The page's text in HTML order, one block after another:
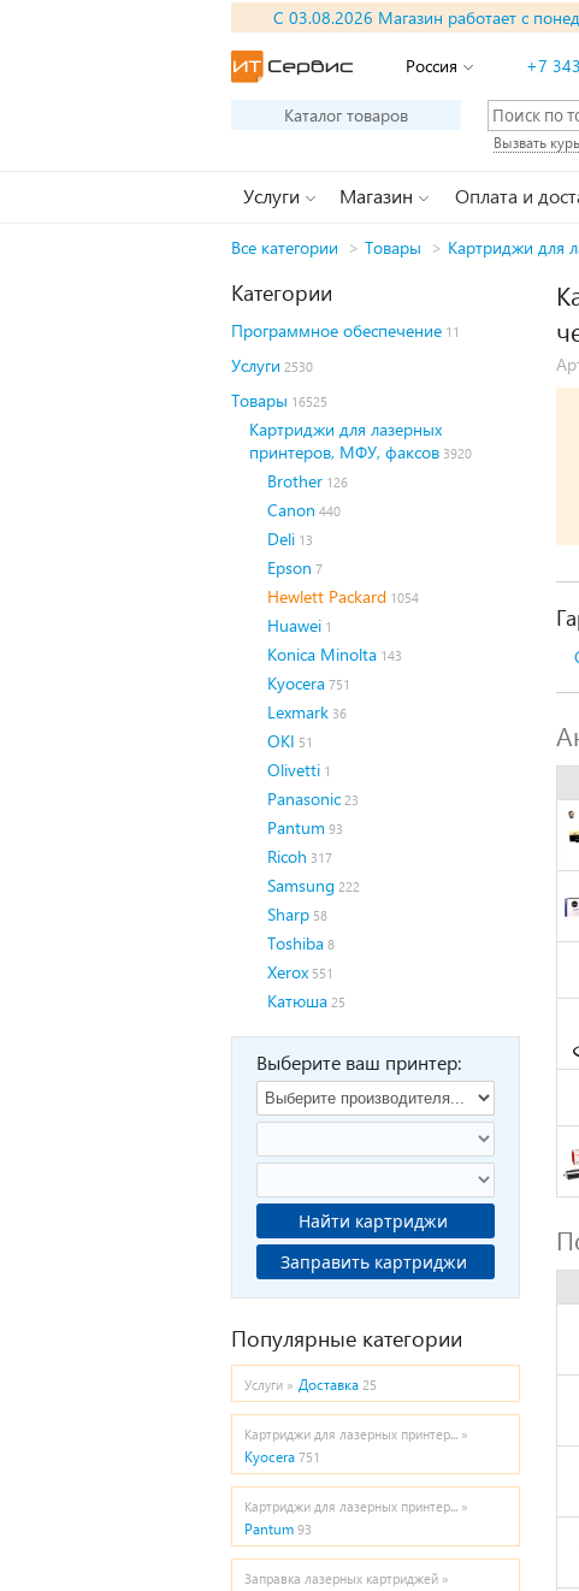
С 03.08.2026 Магазин работает с
Россия +7
Каталог товаров
Вызвать
Услуги Магазин Оплата и
Все категории > Товары > Картриджи для
Категории
Программное обеспечение 11
Услуги 2530
Товары 16525
Картриджи для лазерных
принтеров, МФУ, факсов 3920
Brother 126
Canon 440
Deli 13
Epson 7
Hewlett Packard 1054
Huawei 1
Konica Minolta 143
Kyocera 751
Lexmark 36
OKI 51
Olivetti 1
Panasonic 23
Pantum 93
Ricoh 317
Samsung 222
Sharp 58
Toshiba 8
Xerox 551
Катюша 25
Выберите ваш принтер:
Найти картриджи
Заправить картриджи
Популярные категории
Услуги » Доставка 25
Картриджи для лазерных принтер... »
Kyocera 751
Картриджи для лазерных принтер... »
Pantum 93
Заправка лазерных картриджей »